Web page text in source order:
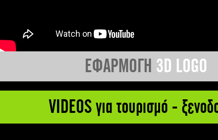
ΕΦΑΡΜΟΓΗ 3D LOGO
VIDEOS για τουρισμό -